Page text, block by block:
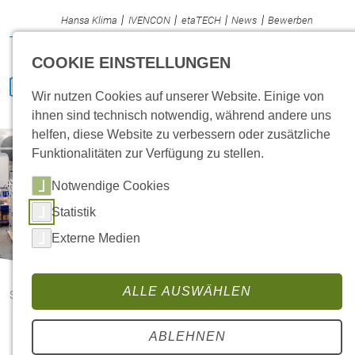
Hansa Klima IVENCON etaTECH News Bewerben
Startseite
COOKIE EINSTELLUNGEN
Wir nutzen Cookies auf unserer Website. Einige von
ihnen sind technisch notwendig, während andere uns
helfen, diese Website zu verbessern oder zusätzliche
Funktionalitäten zur Verfügung zu stellen.
Notwendige Cookies
Statistik
Externe Medien
ALLE AUSWÄHLEN
ABLEHNEN